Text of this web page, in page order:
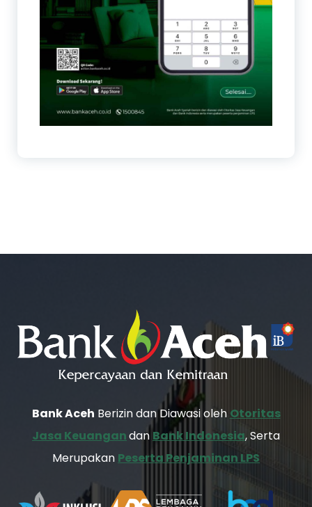
Bank Aceh Berizin dan Diawasi oleh Otoritas
Jasa Keuangandan Bank Indonesia, Serta
Merupakan Peserta Penjaminan LPS